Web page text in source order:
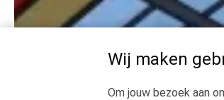
Wij maken
Om jouw bezoek aan